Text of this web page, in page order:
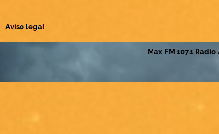
Aviso legal
Max FM 107.1